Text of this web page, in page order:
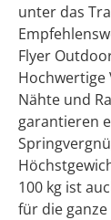
unter das
Flyer
Nähte und
garantieren
100 kg ist
für die ganze